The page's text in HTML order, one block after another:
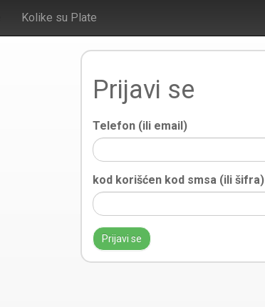
Kolike su Plate
Prijavi se
Telefon (ili email)
kod korišćen kod smsa (ili šifra)
Prijavi se